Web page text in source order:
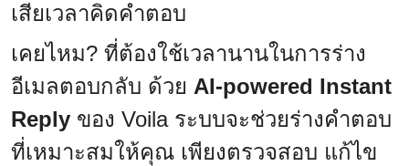
เสียเวลาคิดคำตอบ
เคยไหม? ที่ต้องใช้เวลานานในการร่าง
อีเมลตอบกลับ ด้วย AI-powered Instant
Reply ของ Voila ระบบจะช่วยร่างคำตอบ
ที่เหมาะสมให้คุณ เพียงตรวจสอบ แก้ไข